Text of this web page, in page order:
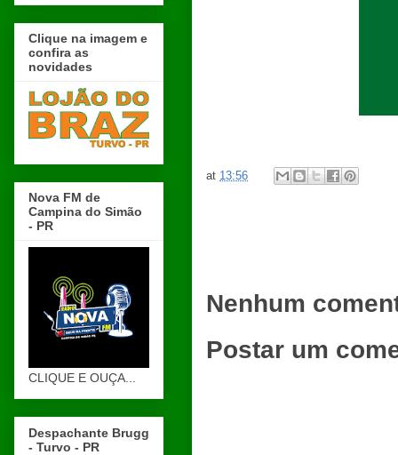
at 13:56
Nenhum
Postar um
Clique na imagem e
confira as
novidades
Nova FM de
Campina do Simão
- PR
CLIQUE E OUÇA...
Despachante Brugg
- Turvo - PR